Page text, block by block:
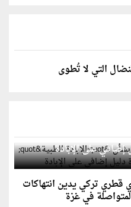
التي لا تُطوى
بشأن "الإبادة الطبية"
إضافي على الإبادة
قطري تركي يدين انتهاكات
في غزة